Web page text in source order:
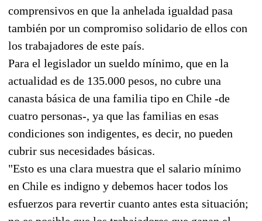
comprensivos en que la anhelada igualdad pasa
también por un compromiso solidario de ellos con
los trabajadores de este país.
Para el legislador un sueldo mínimo, que en la
actualidad es de 135.000 pesos, no cubre una
canasta básica de una familia tipo en Chile -de
cuatro personas-, ya que las familias en esas
condiciones son indigentes, es decir, no pueden
cubrir sus necesidades básicas.
"Esto es una clara muestra que el salario mínimo
en Chile es indigno y debemos hacer todos los
esfuerzos para revertir cuanto antes esta situación;